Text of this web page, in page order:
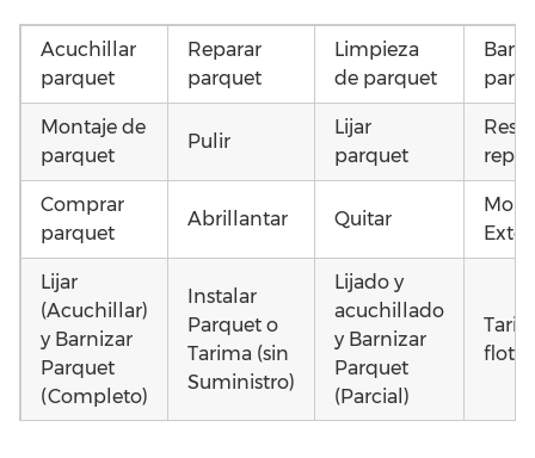
Acuchillar
parquet
Reparar
parquet
Limpieza
de parquet
Montaje de
parquet
Pulir
Lijar
parquet
Comprar
parquet
Abrillantar Quitar
Lijar
(Acuchillar)
y Barnizar
Parquet
(Completo)
Instalar
Parquet o
Tarima (sin
Suministro)
Lijado y
acuchillado
y Barnizar
Parquet
(Parcial)